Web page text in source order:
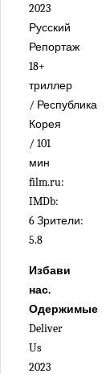
2023
Русский
Репортаж
18+
триллер
/ Республика
Корея
/ 101
мин
film.ru:
IMDb:
6 Зрители:
5.8
Избави
нас.
Одержимые
Deliver
Us
2023